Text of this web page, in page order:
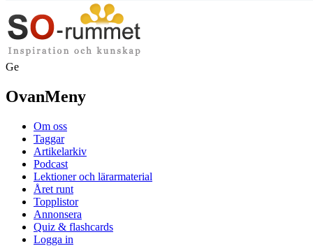
Ge
OvanMeny
Om oss
Taggar
Artikelarkiv
Podcast
Lektioner och lärarmaterial
Året runt
Topplistor
Annonsera
Quiz & flashcards
Logga in